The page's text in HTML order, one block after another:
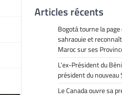
Articles récents
Bogotá tourne la
sahraouie et
Maroc sur ses
L’ex-Président du
président du nouveau
Le Canada ouvre sa